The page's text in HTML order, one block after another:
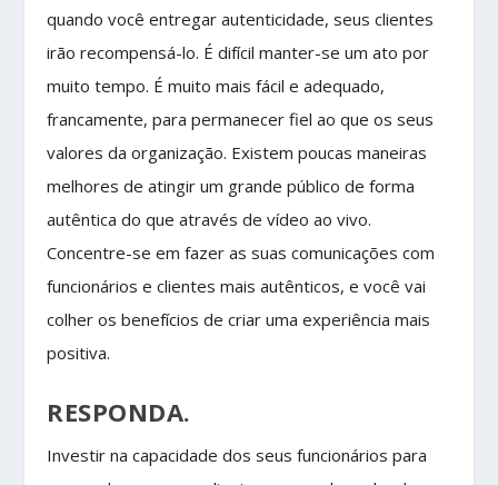
quando você entregar autenticidade, seus clientes
irão recompensá-lo. É difícil manter-se um ato por
muito tempo. É muito mais fácil e adequado,
francamente, para permanecer fiel ao que os seus
valores da organização. Existem poucas maneiras
melhores de atingir um grande público de forma
autêntica do que através de vídeo ao vivo.
Concentre-se em fazer as suas comunicações com
funcionários e clientes mais autênticos, e você vai
colher os benefícios de criar uma experiência mais
positiva.
RESPONDA.
Investir na capacidade dos seus funcionários para